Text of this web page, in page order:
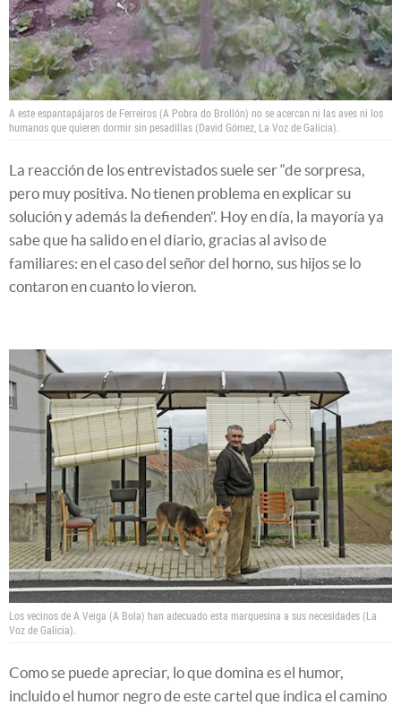
A este espantapájaros de Ferreiros (A Pobra do Brollón) no se acercan ni las aves ni los
humanos que quieren dormir sin pesadillas (David Gómez, La Voz de Galicia).
La reacción de los entrevistados suele ser “de sorpresa,
pero muy positiva. No tienen problema en explicar su
solución y además la defienden”. Hoy en día, la mayoría ya
sabe que ha salido en el diario, gracias al aviso de
familiares: en el caso del señor del horno, sus hijos se lo
contaron en cuanto lo vieron.
Los vecinos de A Veiga (A Bola) han adecuado esta marquesina a sus necesidades (La
Voz de Galicia).
Como se puede apreciar, lo que domina es el humor,
incluido el humor negro de este cartel que indica el camino